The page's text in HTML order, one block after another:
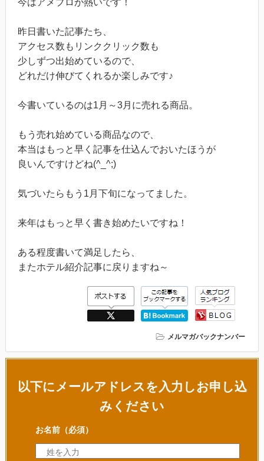
今はアメブロが熱いです！
昨日書いた記事たち、
アクセス数もリンククリック数も
少しずつ出始めているので、
どれだけ伸びてくれるか楽しみです♪
今書いているのは1月～3月に売れる商品。
もう売れ始めている商品なので、
本当はもっと早く記事を仕込んでおいたほうが
良いんですけどね(^_^;)
気づいたらもう1月下旬になってました。
来年はもっと早く書き始めたいですね！
ある程度書いて満足したら、
またホテル紹介記事に戻りますね～
メルマガバックナンバー
以下にメールアドレスを入力しお申し込
みください
お名前（必須）